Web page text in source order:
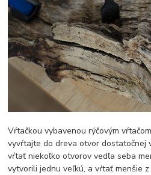
Vŕtačkou vybavenou rýčovým
vyvŕtajte do dreva otvor dostatočnej
vŕtať niekoľko otvorov vedľa seba
vytvorili jednu veľkú, a vŕtať menšie